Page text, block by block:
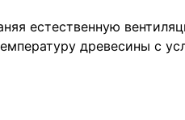
естественную
древесины с